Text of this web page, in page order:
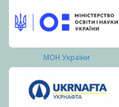
МОН України